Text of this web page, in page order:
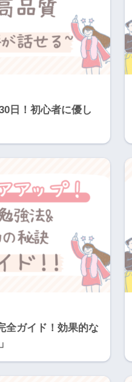
日！初心者に優し
全ガイド！効果的な